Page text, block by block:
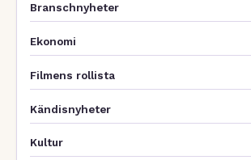
Branschnyheter
Ekonomi
Filmens rollista
Kändisnyheter
Kultur